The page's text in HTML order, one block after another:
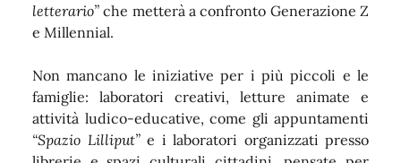
letterario” che metterà a confronto Generazione Z
e Millennial.
Non mancano le iniziative per i più piccoli e le
famiglie: laboratori creativi, letture animate e
attività ludico-educative, come gli appuntamenti
“Spazio Lilliput”e i laboratori organizzati presso